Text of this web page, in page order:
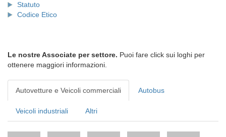
Statuto
Codice Etico
Le nostre Associate per settore. Puoi fare click sui loghi per
ottenere maggiori informazioni.
Autovetture e Veicoli commerciali Autobus
Veicoli industriali Altri